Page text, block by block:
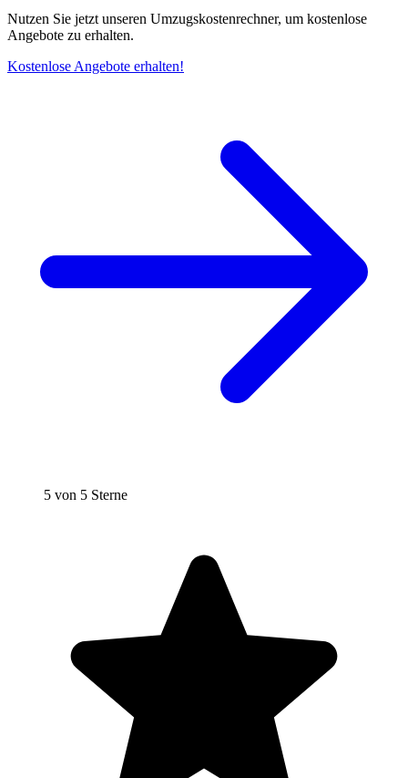
Nutzen Sie jetzt unseren Umzugskostenrechner, um kostenlose
Angebote zu erhalten.
Kostenlose Angebote erhalten!
5 von 5 Sterne